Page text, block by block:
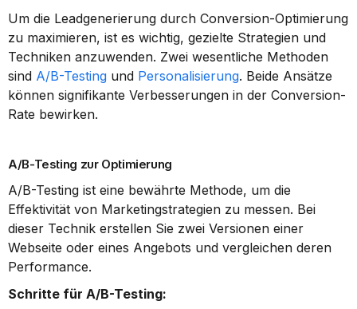
Um die Leadgenerierung durch Conversion-Optimierung
zu maximieren, ist es wichtig, gezielte Strategien und
Techniken anzuwenden. Zwei wesentliche Methoden
sind A/B-Testing und Personalisierung. Beide Ansätze
können signifikante Verbesserungen in der Conversion-
Rate bewirken.
A/B-Testing zur Optimierung
A/B-Testing ist eine bewährte Methode, um die
Effektivität von Marketingstrategien zu messen. Bei
dieser Technik erstellen Sie zwei Versionen einer
Webseite oder eines Angebots und vergleichen deren
Performance.
Schritte für A/B-Testing: